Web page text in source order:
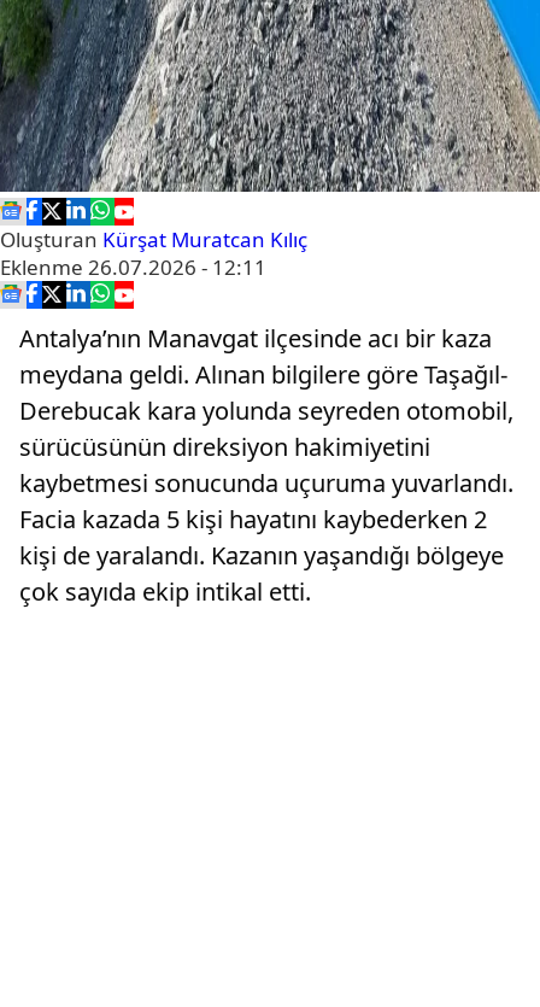
Oluşturan Kürşat Muratcan Kılıç
Eklenme 26.07.2026 - 12:11
Antalya’nın Manavgat ilçesinde acı bir kaza
meydana geldi. Alınan bilgilere göre Taşağıl-
Derebucak kara yolunda seyreden otomobil,
sürücüsünün direksiyon hakimiyetini
kaybetmesi sonucunda uçuruma yuvarlandı.
Facia kazada 5 kişi hayatını kaybederken 2
kişi de yaralandı. Kazanın yaşandığı bölgeye
çok sayıda ekip intikal etti.